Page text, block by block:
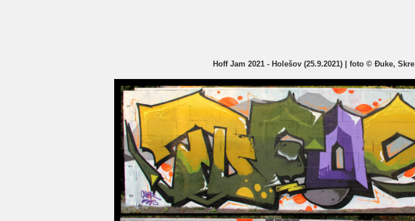
Hoff Jam 2021 - Holešov (25.9.2021) | foto © Đuke, Skre